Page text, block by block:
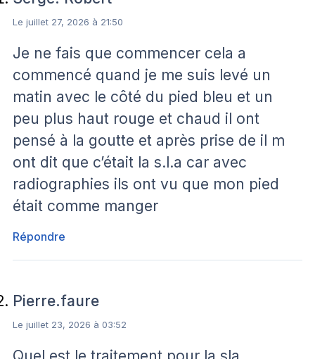
Le juillet 27, 2026 à 21:50
Je ne fais que commencer cela a
commencé quand je me suis levé un
matin avec le côté du pied bleu et un
peu plus haut rouge et chaud il ont
pensé à la goutte et après prise de il m
ont dit que c’était la s.l.a car avec
radiographies ils ont vu que mon pied
était comme manger
Répondre
Pierre.faure
Le juillet 23, 2026 à 03:52